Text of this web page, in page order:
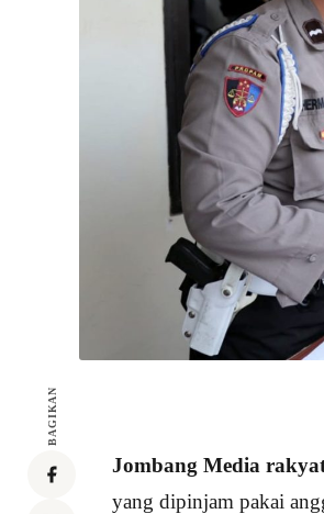
BAGIKAN
Jombang Media
yang dipinjam pakai